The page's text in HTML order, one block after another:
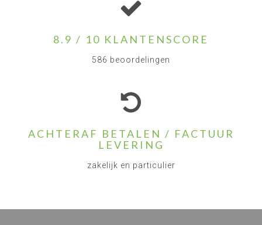
8.9 / 10 KLANTENSCORE
586 beoordelingen
ACHTERAF BETALEN / FACTUUR
LEVERING
zakelijk en particulier